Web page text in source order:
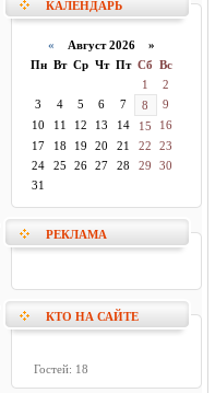
КАЛЕНДАРЬ
« Август 2026 »
Пн Вт Ср Чт Пт Сб Вс
1
2
3
4 5 6 7 8
9
10
11 12 13 14 15
16
17
18 19 20 21 22
23
24
25 26 27 28 29
30
31
РЕКЛАМА
КТО НА САЙТЕ
Гостей: 18